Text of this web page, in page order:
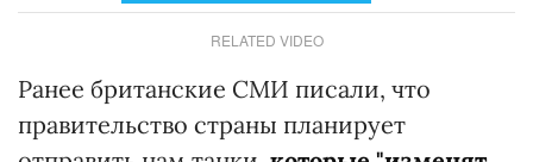
RELATED VIDEO
Ранее британские СМИ писали, что
правительство страны планирует